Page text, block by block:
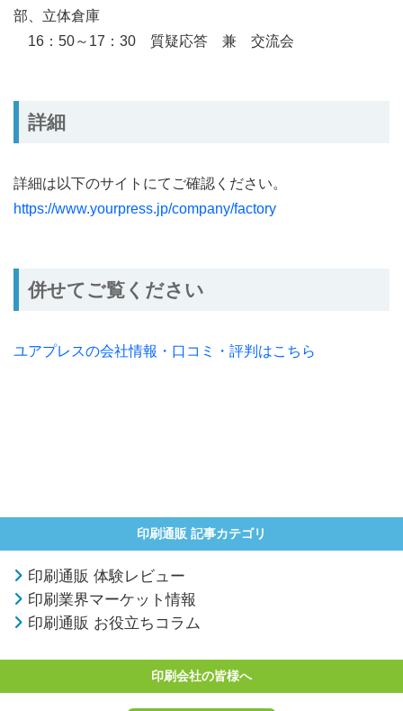
部、立体倉庫
16：50～17：30 質疑応答 兼 交流会
詳細
詳細は以下のサイトにてご確認ください。
https://www.yourpress.jp/company/factory
併せてご覧ください
ユアプレスの会社情報・口コミ・評判はこちら
印刷通販 記事カテゴリ
印刷通販 体験レビュー
印刷業界マーケット情報
印刷通販 お役立ちコラム
印刷会社の皆様へ